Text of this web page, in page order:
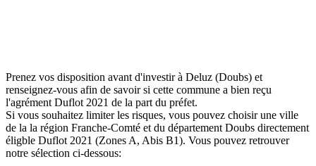
Prenez vos disposition avant d'investir à Deluz (Doubs) et
renseignez-vous afin de savoir si cette commune a bien reçu
l'agrément Duflot 2021 de la part du préfet.
Si vous souhaitez limiter les risques, vous pouvez choisir une ville
de la la région Franche-Comté et du département Doubs directement
éligble Duflot 2021 (Zones A, Abis B1). Vous pouvez retrouver
notre sélection ci-dessous: